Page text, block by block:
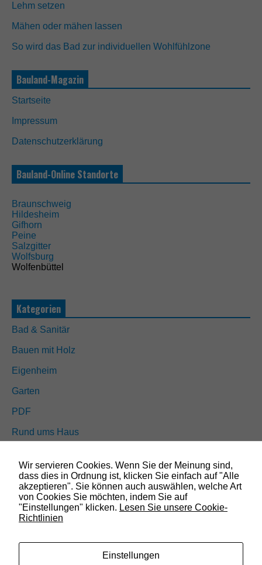
Lehm setzen
Mähen oder mähen lassen
So wird das Bad zur individuellen Wohlfühlzone
Bauland-Magazin
Startseite
Impressum
Datenschutzerklärung
Bauland-Online Standorte
Braunschweig
Hildesheim
Gifhorn
Peine
Salzgitter
Wolfsburg
Wolfenbüttel
Kategorien
Bad & Sanitär
Bauen mit Holz
Eigenheim
Garten
PDF
Rund ums Haus
Sicherheit
SUCHEN
Wir servieren Cookies. Wenn Sie der Meinung sind,
dass dies in Ordnung ist, klicken Sie einfach auf "Alle
akzeptieren". Sie können auch auswählen, welche Art
von Cookies Sie möchten, indem Sie auf
"Einstellungen" klicken. Lesen Sie unsere Cookie-
Richtlinien
Einstellungen
i
e
s
e
C
k
i